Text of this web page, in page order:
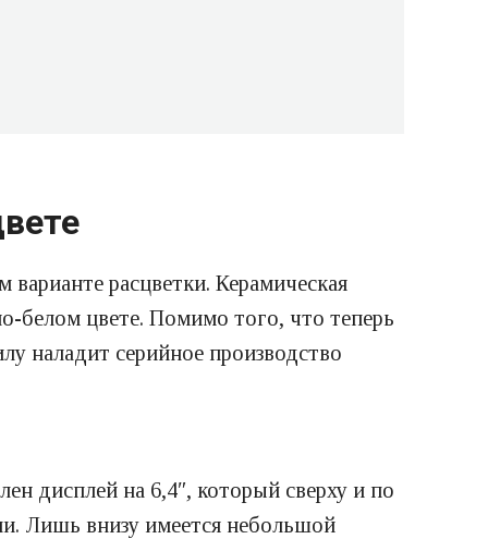
расцветки. Керамическая
белом цвете. Помимо того, что теперь
наладит серийное производство
дисплей на 6,4″, который сверху и по
Лишь внизу имеется небольшой